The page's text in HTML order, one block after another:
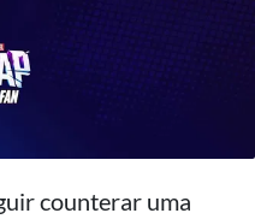
counterar uma